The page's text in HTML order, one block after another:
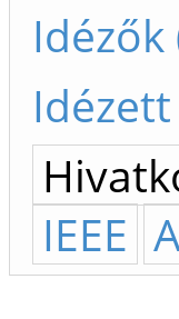
Idézők
IEEE